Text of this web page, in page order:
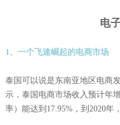
电
1、一个飞速崛起的电商市场
泰国可以说是东南亚地区电商
示，泰国电商市场收入预计年
率）能达到17.95%，到2020年